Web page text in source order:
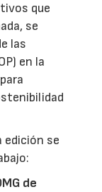
que
se
las
en la
edición se
de